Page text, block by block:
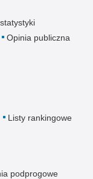
Opinia publiczna
Listy rankingowe
podprogowe